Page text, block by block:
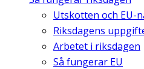
Utskotten och EU-
Riksdagens
Arbetet i riksdagen
Så fungerar EU